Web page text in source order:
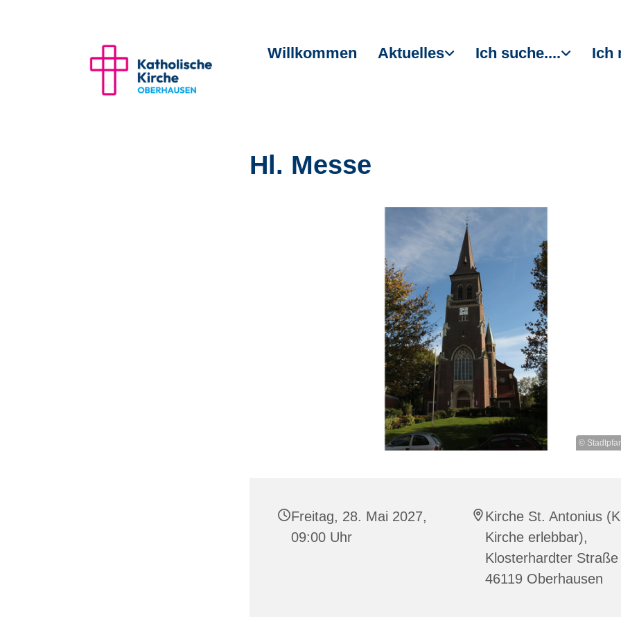
Willkommen Aktuelles Ich suche.... Ich
Hl. Messe
©
Freitag, 28. Mai 2027,
09:00 Uhr
Kirche St. Antonius
Kirche erlebbar),
Klosterhardter Straße
46119 Oberhausen